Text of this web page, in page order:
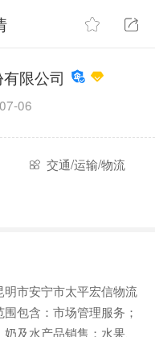
限公司
06
交通/运输/物流
市安宁市太平宏信物流
包含：市场管理服务；
及水产品销售；水果、